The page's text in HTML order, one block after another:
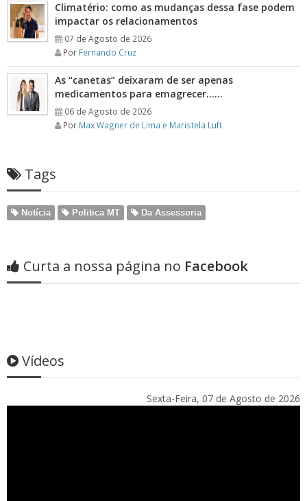
Climatério: como as mudanças dessa fase podem
impactar os relacionamentos
07 de Agosto de 2026
Por Fernando Cruz
As “canetas” deixaram de ser apenas
medicamentos para emagrecer……
06 de Agosto de 2026
Por Max Wagner de Lima e Maristela Luft
Tags
Notícia Politica MT Da Assessoria
Curta a nossa página no Facebook
Vídeos
Sexta-Feira, 07 de Agosto de 2026